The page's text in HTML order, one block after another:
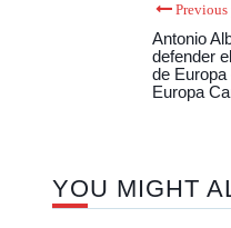
Previous
Antonio
defender
de
Europa
YOU MIGHT